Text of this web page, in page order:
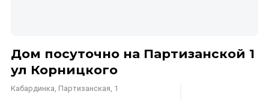
Дом посуточно на Партизанской 1
ул Корницкого
Кабардинка, Партизанская, 1